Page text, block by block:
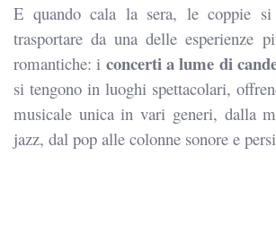
E quando cala la sera, le coppie si
trasportare da una delle esperienze
romantiche: i concerti a lume di
si tengono in luoghi spettacolari,
musicale unica in vari generi, dalla
jazz, dal pop alle colonne sonore e